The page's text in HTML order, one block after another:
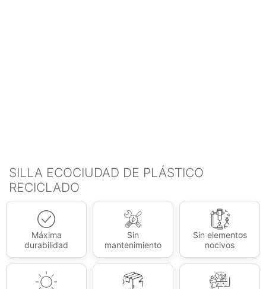
SILLA ECOCIUDAD DE PLÁSTICO
RECICLADO
Máxima
durabilidad
Sin
mantenimiento
Sin elementos
nocivos